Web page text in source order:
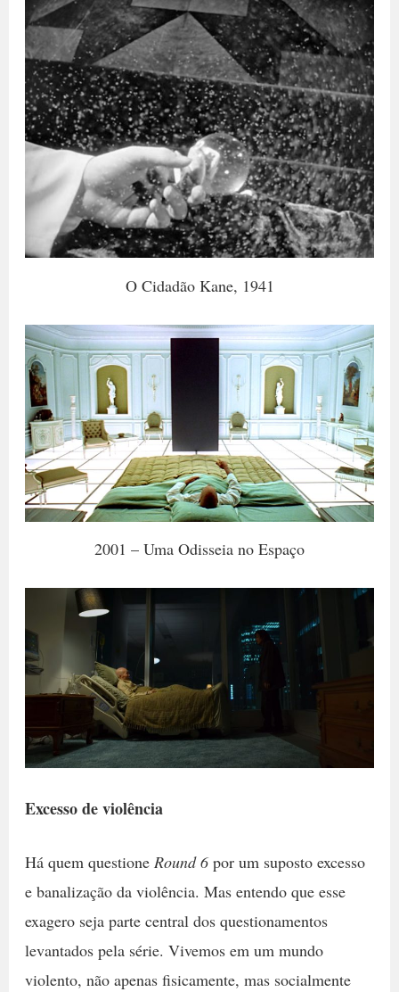
O Cidadão Kane, 1941
2001 – Uma Odisseia no Espaço
Excesso de violência
Há quem questione Round 6por um suposto excesso
e banalização da violência. Mas entendo que esse
exagero seja parte central dos questionamentos
levantados pela série. Vivemos em um mundo
violento, não apenas fisicamente, mas socialmente